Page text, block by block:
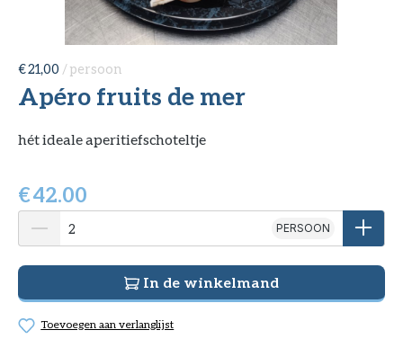
€ 21,00 / persoon
Apéro fruits de mer
hét ideale aperitiefschoteltje
€42.00
PERSOON
In de winkelmand
Toevoegen aan verlanglijst